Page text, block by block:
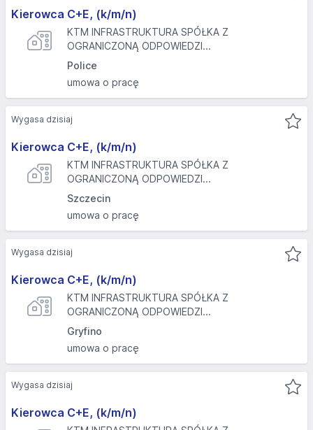
Kierowca C+E, (k/m/n)
KTM INFRASTRUKTURA SPÓŁKA Z
OGRANICZONĄ ODPOWIEDZI...
Police
umowa o pracę
Kierowca C+E, (k/m/n)
KTM INFRASTRUKTURA SPÓŁKA Z
OGRANICZONĄ ODPOWIEDZI...
Szczecin
umowa o pracę
Wygasa dzisiaj
Kierowca C+E, (k/m/n)
KTM INFRASTRUKTURA SPÓŁKA Z
OGRANICZONĄ ODPOWIEDZI...
Gryfino
umowa o pracę
Wygasa dzisiaj
Kierowca C+E, (k/m/n)
Wygasa dzisiaj